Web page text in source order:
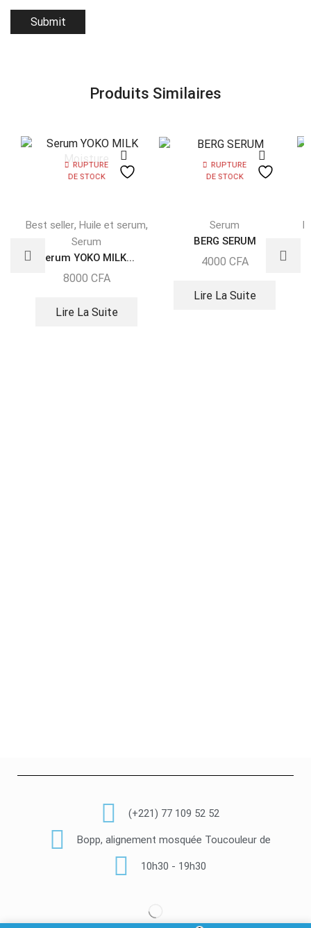
Produits Similaires
RUPTURE
DE STOCK
Best seller, Huile et serum,
Serum
Serum YOKO MILK...
8000 CFA
Lire La Suite
RUPTURE
DE STOCK
Serum
BERG SERUM
4000 CFA
Lire La Suite
(+221) 77 109 52 52
Bopp, alignement mosquée Toucouleur de
10h30 - 19h30